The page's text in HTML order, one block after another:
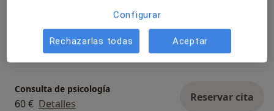
Recuerda que para llegar a la cima sólo hace falta dar
el primer paso, ¿empezamos?
Consulta online
Detalles Reservar cita
Consulta de psicología
60 € Detalles Reservar cita
Configurar
Rechazarlas todas Aceptar